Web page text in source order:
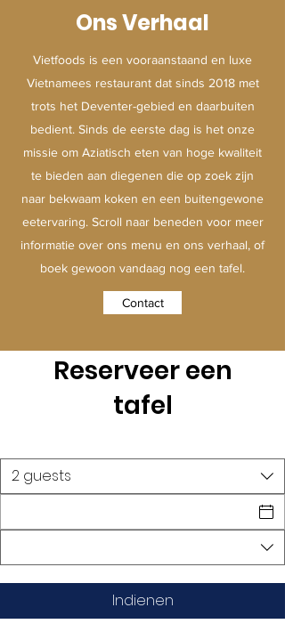
Ons Verhaal
Vietfoods is een vooraanstaand en luxe
Vietnamees restaurant dat sinds 2018 met
trots het Deventer-gebied en daarbuiten
bedient. Sinds de eerste dag is het onze
missie om Aziatisch eten van hoge kwaliteit
te bieden aan diegenen die op zoek zijn
naar bekwaam koken en een buitengewone
eetervaring. Scroll naar beneden voor meer
informatie over ons menu en ons verhaal, of
boek gewoon vandaag nog een tafel.
Contact
Reserveer een
tafel
2 guests
Indienen